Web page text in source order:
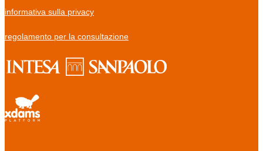
informativa sulla privacy
regolamento per la consultazione